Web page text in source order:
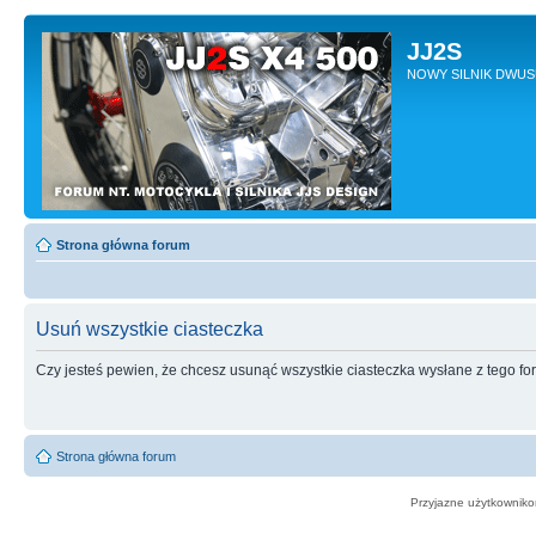
JJ2S
NOWY SILNIK
Strona główna forum
Usuń wszystkie ciasteczka
Czy jesteś pewien, że chcesz usunąć wszystkie ciasteczka wysłane z tego
Strona główna forum
Przyjazne